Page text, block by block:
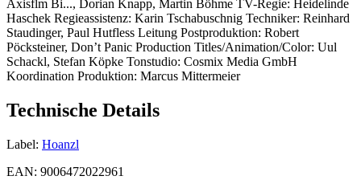
Axisflm Bi..., Dorian Knapp, Martin Böhme TV-Regie: Heidelinde
Haschek Regieassistenz: Karin Tschabuschnig Techniker: Reinhard
Staudinger, Paul Hutfless Leitung Postproduktion: Robert
Pöcksteiner, Don’t Panic Production Titles/Animation/Color: Uul
Schackl, Stefan Köpke Tonstudio: Cosmix Media GmbH
Koordination Produktion: Marcus Mittermeier
Technische Details
Label: Hoanzl
EAN: 9006472022961